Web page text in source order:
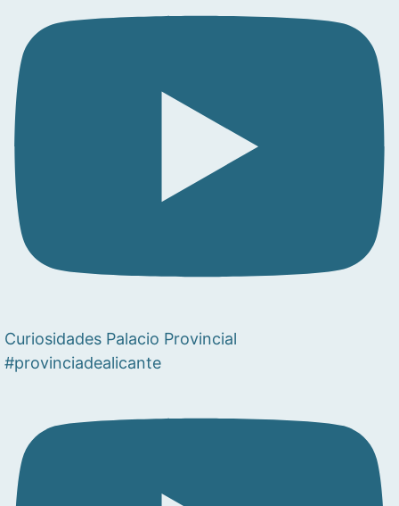
Curiosidades Palacio Provincial
#provinciadealicante